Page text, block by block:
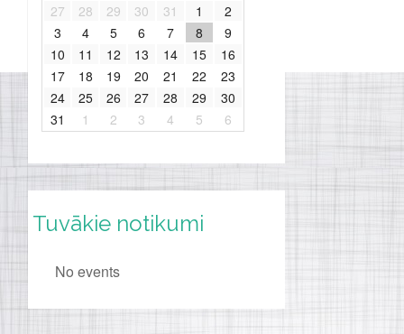
27
28 29 30 31 1
2
3
4 5 6 7 8
9
10
11 12 13 14 15
16
17
18 19 20 21 22
23
24
25 26 27 28 29
30
31
1 2 3 4 5 6
Tuvākie notikumi
No events